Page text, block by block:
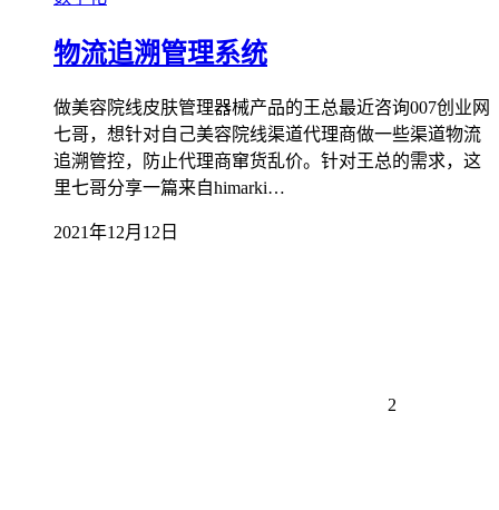
物流追溯管理系统
做美容院线皮肤管理器械产品的王总最近咨询007创业网
七哥，想针对自己美容院线渠道代理商做一些渠道物流
追溯管控，防止代理商窜货乱价。针对王总的需求，这
里七哥分享一篇来自himarki…
2021年12月12日
2